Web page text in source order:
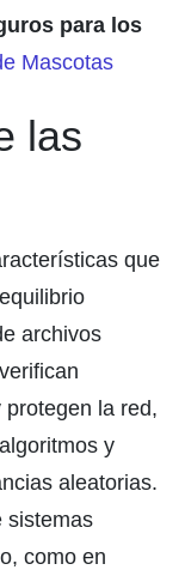
para los
Mascotas
las
que
archivos
la red,
y
aleatorias.
sistemas
como en